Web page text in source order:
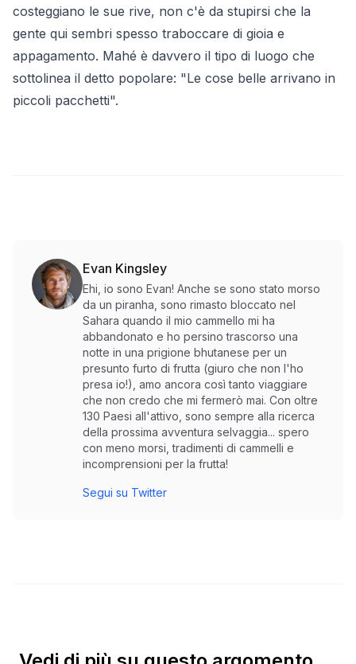
costeggiano le sue rive, non c'è da stupirsi che la
gente qui sembri spesso traboccare di gioia e
appagamento. Mahé è davvero il tipo di luogo che
sottolinea il detto popolare: "Le cose belle arrivano in
piccoli pacchetti".
Evan Kingsley
Ehi, io sono Evan! Anche se sono stato morso
da un piranha, sono rimasto bloccato nel
Sahara quando il mio cammello mi ha
abbandonato e ho persino trascorso una
notte in una prigione bhutanese per un
presunto furto di frutta (giuro che non l'ho
presa io!), amo ancora così tanto viaggiare
che non credo che mi fermerò mai. Con oltre
130 Paesi all'attivo, sono sempre alla ricerca
della prossima avventura selvaggia... spero
con meno morsi, tradimenti di cammelli e
incomprensioni per la frutta!
Segui su Twitter